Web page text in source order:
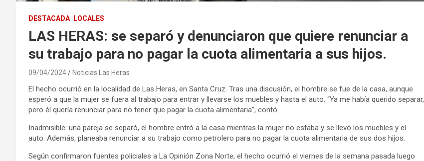
DESTACADA LOCALES
LAS HERAS: se separó y denunciaron que quiere renunciar a
su trabajo para no pagar la cuota alimentaria a sus hijos.
09/04/2024 Noticias Las Heras
El hecho ocurrió en la localidad de Las Heras, en Santa Cruz. Tras una discusión, el hombre se fue de la casa, aunque
esperó a que la mujer se fuera al trabajo para entrar y llevarse los muebles y hasta el auto. “Ya me había querido separar,
pero él quería renunciar para no tener que pagar la cuota alimentaria”, contó.
Inadmisible: una pareja se separó, el hombre entró a la casa mientras la mujer no estaba y se llevó los muebles y el
auto. Además, planeaba renunciar a su trabajo como petrolero para no pagar la cuota alimentaria de sus dos hijos.
Según confirmaron fuentes policiales a La Opinión Zona Norte, el hecho ocurrió el viernes de la semana pasada luego